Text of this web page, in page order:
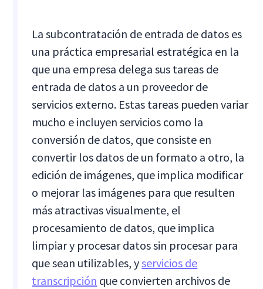
La subcontratación de entrada de datos es
una práctica empresarial estratégica en la
que una empresa delega sus tareas de
entrada de datos a un proveedor de
servicios externo. Estas tareas pueden variar
mucho e incluyen servicios como la
conversión de datos, que consiste en
convertir los datos de un formato a otro, la
edición de imágenes, que implica modificar
o mejorar las imágenes para que resulten
más atractivas visualmente, el
procesamiento de datos, que implica
limpiar y procesar datos sin procesar para
que sean utilizables, yservicios de
transcripción que convierten archivos de